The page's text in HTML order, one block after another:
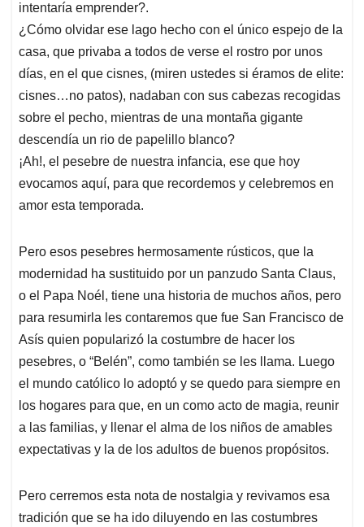
intentaría emprender?.
¿Cómo olvidar ese lago hecho con el único espejo de la
casa, que privaba a todos de verse el rostro por unos
días, en el que cisnes, (miren ustedes si éramos de elite:
cisnes…no patos), nadaban con sus cabezas recogidas
sobre el pecho, mientras de una montaña gigante
descendía un rio de papelillo blanco?
¡Ah!, el pesebre de nuestra infancia, ese que hoy
evocamos aquí, para que recordemos y celebremos en
amor esta temporada.
Pero esos pesebres hermosamente rústicos, que la
modernidad ha sustituido por un panzudo Santa Claus,
o el Papa Noél, tiene una historia de muchos años, pero
para resumirla les contaremos que fue San Francisco de
Asís quien popularizó la costumbre de hacer los
pesebres, o “Belén”, como también se les llama. Luego
el mundo católico lo adoptó y se quedo para siempre en
los hogares para que, en un como acto de magia, reunir
a las familias, y llenar el alma de los niños de amables
expectativas y la de los adultos de buenos propósitos.
Pero cerremos esta nota de nostalgia y revivamos esa
tradición que se ha ido diluyendo en las costumbres